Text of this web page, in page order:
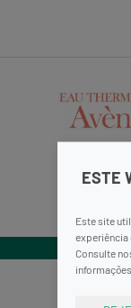
ESTE
Este site
experiência
Consulte
informações.